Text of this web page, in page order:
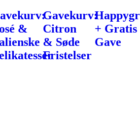
&
Gavekurv:
Citron
& Søde
Fristelser
+ Gratis
Gave